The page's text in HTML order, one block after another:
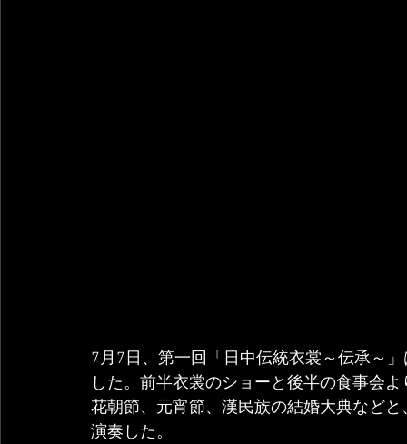
7月7日、第一回「日中伝統衣裳～伝承～
した。前半衣裳のショーと後半の食事会
花朝節、元宵節、漢民族の結婚大典など
演奏した。